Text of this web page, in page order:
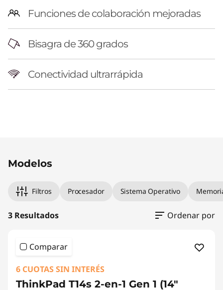
Funciones de colaboración mejoradas
Bisagra de 360 grados
Conectividad ultrarrápida
Modelos
Filtros Procesador Sistema Operativo
3 Resultados Ordenar por
Comparar
6 CUOTAS SIN INTERÉS
ThinkPad T14s 2-en-1 Gen 1 (14"